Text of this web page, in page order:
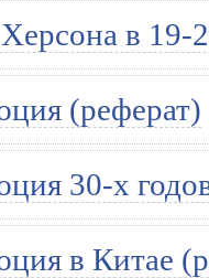
в 19-
(реферат)
30-х
в Китае